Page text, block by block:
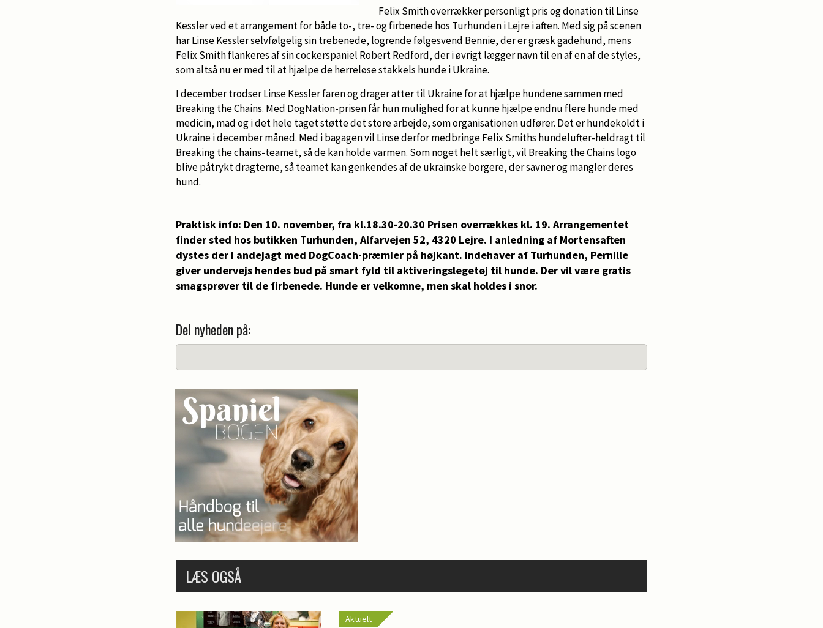
Felix Smith overrækker personligt pris og donation til Linse
Kessler ved et arrangement for både to-, tre- og firbenede hos Turhunden i Lejre i aften. Med sig på scenen
har Linse Kessler selvfølgelig sin trebenede, logrende følgesvend Bennie, der er græsk gadehund, mens
Felix Smith flankeres af sin cockerspaniel Robert Redford, der i øvrigt lægger navn til en af en af de styles,
som altså nu er med til at hjælpe de herreløse stakkels hunde i Ukraine.
I december trodser Linse Kessler faren og drager atter til Ukraine for at hjælpe hundene sammen med
Breaking the Chains. Med DogNation-prisen får hun mulighed for at kunne hjælpe endnu flere hunde med
medicin, mad og i det hele taget støtte det store arbejde, som organisationen udfører. Det er hundekoldt i
Ukraine i december måned. Med i bagagen vil Linse derfor medbringe Felix Smiths hundelufter-heldragt til
Breaking the chains-teamet, så de kan holde varmen. Som noget helt særligt, vil Breaking the Chains logo
blive påtrykt dragterne, så teamet kan genkendes af de ukrainske borgere, der savner og mangler deres
hund.
Praktisk info: Den 10. november, fra kl.18.30-20.30 Prisen overrækkes kl. 19. Arrangementet
finder sted hos butikken Turhunden, Alfarvejen 52, 4320 Lejre. I anledning af Mortensaften
dystes der i andejagt med DogCoach-præmier på højkant. Indehaver af Turhunden, Pernille
giver undervejs hendes bud på smart fyld til aktiveringslegetøj til hunde. Der vil være gratis
smagsprøver til de firbenede. Hunde er velkomne, men skal holdes i snor.
Del nyheden på:
LÆS OGSÅ
Aktuelt